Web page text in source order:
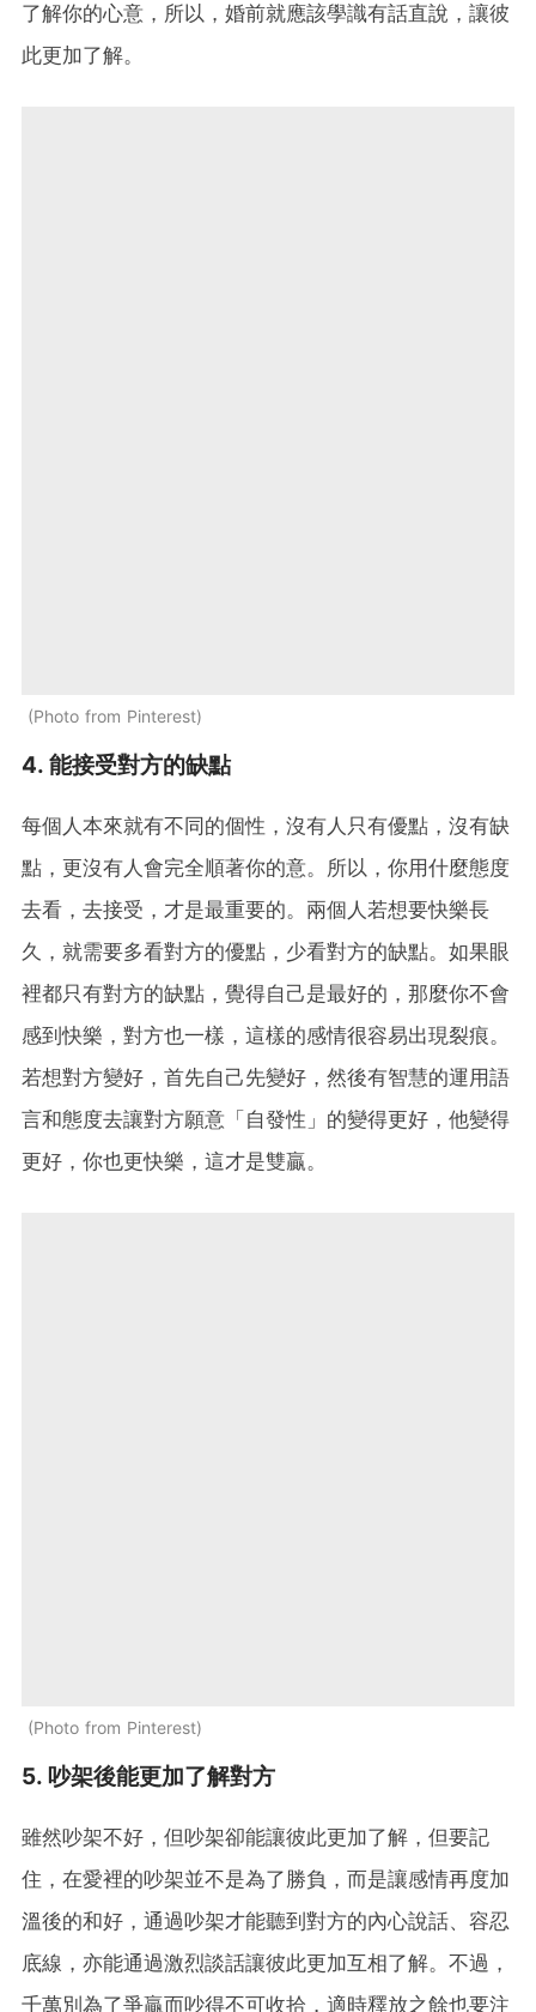
了解你的心意，所以，婚前就應該學識有話直說，讓彼
此更加了解。
Photo from Pinterest
4. 能接受對方的缺點
每個人本來就有不同的個性，沒有人只有優點，沒有缺
點，更沒有人會完全順著你的意。所以，你用什麼態度
去看，去接受，才是最重要的。兩個人若想要快樂長
久，就需要多看對方的優點，少看對方的缺點。如果眼
裡都只有對方的缺點，覺得自己是最好的，那麼你不會
感到快樂，對方也一樣，這樣的感情很容易出現裂痕。
若想對方變好，首先自己先變好，然後有智慧的運用語
言和態度去讓對方願意「自發性」的變得更好，他變得
更好，你也更快樂，這才是雙贏。
Photo from Pinterest
5. 吵架後能更加了解對方
雖然吵架不好，但吵架卻能讓彼此更加了解，但要記
住，在愛裡的吵架並不是為了勝負，而是讓感情再度加
溫後的和好，通過吵架才能聽到對方的內心說話、容忍
底線，亦能通過激烈談話讓彼此更加互相了解。不過，
千萬別為了爭贏而吵得不可收拾，適時釋放之餘也要注